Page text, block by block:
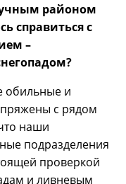
районом
справиться с
–
обильные и
с рядом
наши
подразделения
проверкой
и ливневым